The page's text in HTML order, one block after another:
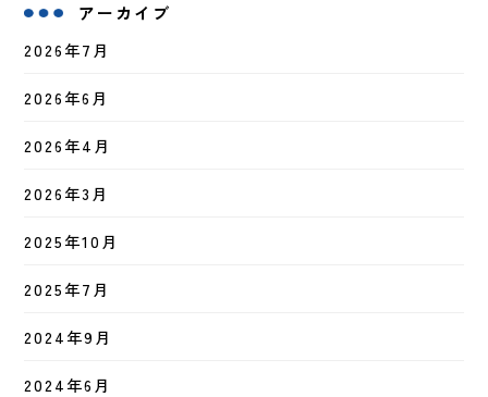
アーカイブ
2026年7月
2026年6月
2026年4月
2026年3月
2025年10月
2025年7月
2024年9月
2024年6月